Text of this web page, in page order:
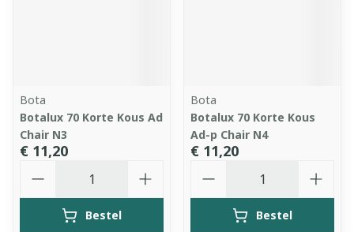
Bota
Botalux 70 Korte Kous Ad
Chair N3
€ 11,20
Bestel
Bota
Botalux 70 Korte Kous
Ad-p Chair N4
€ 11,20
Bestel